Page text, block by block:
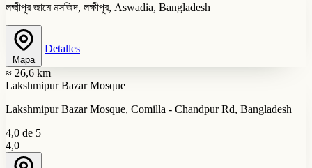
লক্ষ্মীপুর জামে মসজিদ, লক্ষীপুর, Aswadia, Bangladesh
Mapa
Detalles
≈ 26,6 km
Lakshmipur Bazar Mosque
Lakshmipur Bazar Mosque, Comilla - Chandpur Rd, Bangladesh
4,0 de 5
4,0